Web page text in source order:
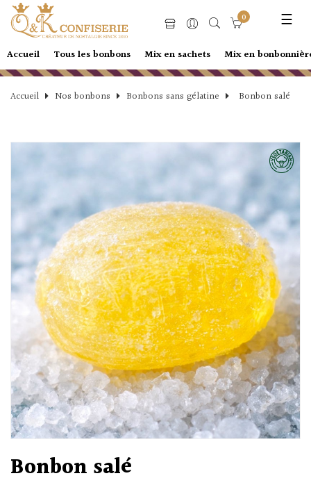
☰
0
Accueil Tous les bonbons Mix en sachets Mix en
Accueil Nos bonbons Bonbons sans gélatine Bonbon salé
Bonbon salé